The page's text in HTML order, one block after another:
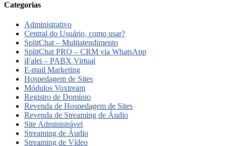
Categorias
Administrativo
Central do Usuário, como usar?
SplitChat – Multiatendimento
SplitChat PRO – CRM via WhatsApp
iFalei – PABX Virtual
E-mail Marketing
Hospedagem de Sites
Módulos Voxtream
Registro de Domínio
Revenda de Hospedagem de Sites
Revenda de Streaming de Áudio
Site Administrável
Streaming de Áudio
Streaming de Vídeo